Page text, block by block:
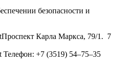
безопасности и
​Проспект Карла Маркса, 79/1. 7
Телефон: +7 (3519) 54‒75‒35